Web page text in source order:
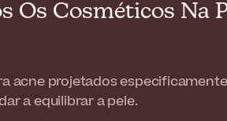
Os Cosméticos Na
acne projetados
a equilibrar a pele.